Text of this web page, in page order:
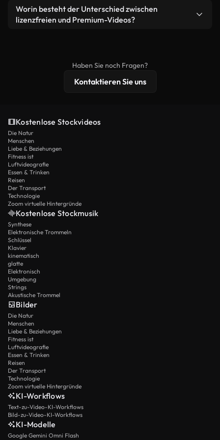
weiterverbreiten.
Videomaterial.
Ja. Sie dürfen unsere Videos gerne kürzen,
bearbeiten oder neu zusammenstellen. Achten Sie
Worin besteht der Unterschied zwischen
lizenzfreien und Premium-Videos?
erweiterten Lizenzschutz bieten.
Haben Sie noch Fragen?
Kontaktieren Sie uns
Kostenlose Stockvideos
Die Natur
Menschen
Liebe & Beziehungen
Fitness ist
Luftvideografie
Essen & Trinken
Reisen
Der Transport
Technologie
Zoom virtuelle Hintergründe
Kostenlose Stockmusik
Synthese
Elektronische Trommeln
Schlüssel
Klavier
kinematisch
glatte
Elektronisch
Umgebung
Strings
Akustische Trommel
Bilder
Die Natur
Menschen
Liebe & Beziehungen
Fitness ist
Luftvideografie
Essen & Trinken
Reisen
Der Transport
Technologie
Zoom virtuelle Hintergründe
KI-Workflows
Text-zu-Video-KI-Workflows
Bild-zu-Video-KI-Workflows
KI-Modelle
Google Gemini Omni Flash